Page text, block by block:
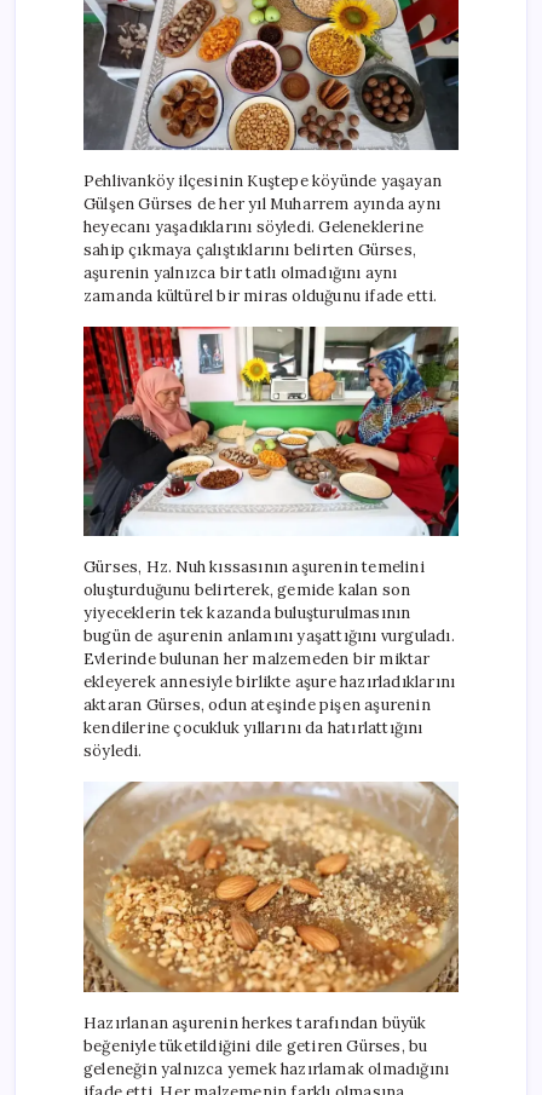
Pehlivanköy ilçesinin Kuştepe köyünde yaşayan
Gülşen Gürses de her yıl Muharrem ayında aynı
heyecanı yaşadıklarını söyledi. Geleneklerine
sahip çıkmaya çalıştıklarını belirten Gürses,
aşurenin yalnızca bir tatlı olmadığını aynı
zamanda kültürel bir miras olduğunu ifade etti.
Gürses, Hz. Nuh kıssasının aşurenin temelini
oluşturduğunu belirterek, gemide kalan son
yiyeceklerin tek kazanda buluşturulmasının
bugün de aşurenin anlamını yaşattığını vurguladı.
Evlerinde bulunan her malzemeden bir miktar
ekleyerek annesiyle birlikte aşure hazırladıklarını
aktaran Gürses, odun ateşinde pişen aşurenin
kendilerine çocukluk yıllarını da hatırlattığını
söyledi.
Hazırlanan aşurenin herkes tarafından büyük
beğeniyle tüketildiğini dile getiren Gürses, bu
geleneğin yalnızca yemek hazırlamak olmadığını